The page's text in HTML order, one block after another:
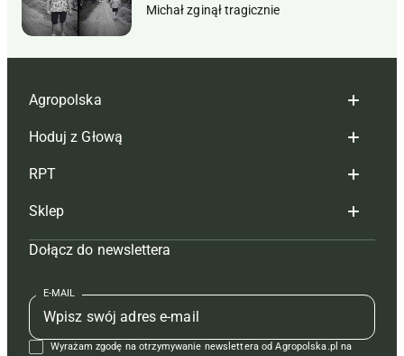
Michał zginął tragicznie
Agropolska
Redakcja
Reklama
Tagi
Mapa serwisu
Kontakt
Regulamin
Hoduj z Głową
Hoduj z głową bydło
Hoduj z głową świnie
Prenumerata
Redakcja
Kontakt
RPT
Redakcja
Prenumerata
Reklama
Kontakt
Sklep
Czasopisma i prenumerata
Książki
Regulamin
Dołącz do newslettera
E-MAIL
Wyrażam zgodę na otrzymywanie newslettera od Agropolska.pl na